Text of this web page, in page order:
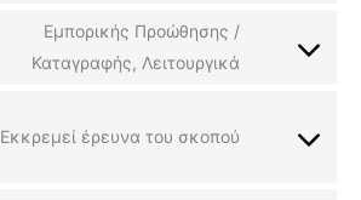
Εμπορικής Προώθησης /
Καταγραφής, Λειτουργικά
Εκκρεμεί έρευνα του σκοπού